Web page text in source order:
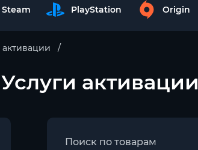
Steam PlayStation Origin
активации
активации